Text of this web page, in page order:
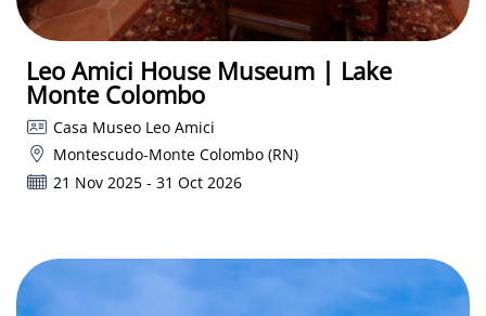
Leo Amici House Museum | Lake
Monte Colombo
Casa Museo Leo Amici
Montescudo-Monte Colombo (RN)
21 Nov 2025 - 31 Oct 2026